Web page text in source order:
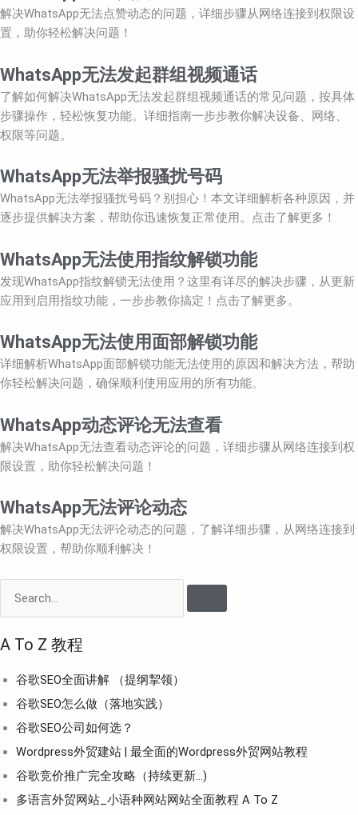
解决WhatsApp无法点赞动态的问题，详细步骤从网络连接到权限设
置，助你轻松解决问题！
WhatsApp无法发起群组视频通话
了解如何解决WhatsApp无法发起群组视频通话的常见问题，按具体
步骤操作，轻松恢复功能。详细指南一步步教你解决设备、网络、
权限等问题。
WhatsApp无法举报骚扰号码
WhatsApp无法举报骚扰号码？别担心！本文详细解析各种原因，并
逐步提供解决方案，帮助你迅速恢复正常使用。点击了解更多！
WhatsApp无法使用指纹解锁功能
发现WhatsApp指纹解锁无法使用？这里有详尽的解决步骤，从更新
应用到启用指纹功能，一步步教你搞定！点击了解更多。
WhatsApp无法使用面部解锁功能
详细解析WhatsApp面部解锁功能无法使用的原因和解决方法，帮助
你轻松解决问题，确保顺利使用应用的所有功能。
WhatsApp动态评论无法查看
解决WhatsApp无法查看动态评论的问题，详细步骤从网络连接到权
限设置，助你轻松解决问题！
WhatsApp无法评论动态
解决WhatsApp无法评论动态的问题，了解详细步骤，从网络连接到
权限设置，帮助你顺利解决！
A To Z 教程
谷歌SEO全面讲解 （提纲挈领）
谷歌SEO怎么做（落地实践）
谷歌SEO公司如何选？
Wordpress外贸建站 | 最全面的Wordpress外贸网站教程
谷歌竞价推广完全攻略（持续更新…)
多语言外贸网站_小语种网站网站全面教程 A To Z